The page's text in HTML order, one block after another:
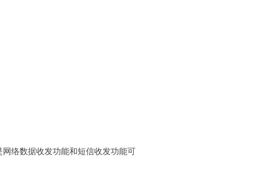
络数据收发功能和短信收发功能可